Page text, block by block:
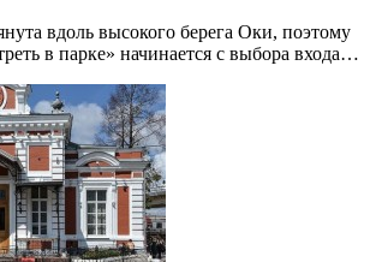
вдоль высокого берега Оки, поэтому
в парке» начинается с выбора входа…